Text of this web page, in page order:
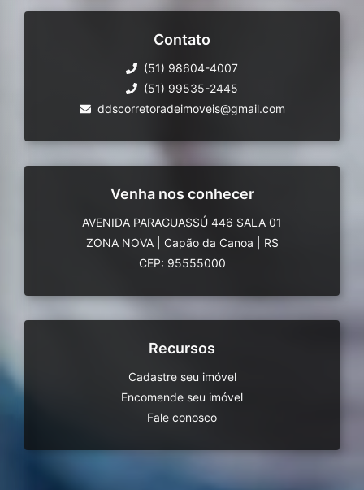
Contato
(51) 98604-4007
(51) 99535-2445
ddscorretoradeimoveis@gmail.com
Venha nos conhecer
AVENIDA PARAGUASSÚ 446 SALA 01
ZONA NOVA
Capão da Canoa
RS
CEP: 95555000
Recursos
Cadastre seu imóvel
Encomende seu imóvel
Fale conosco